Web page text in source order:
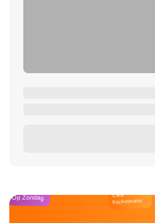
Op Zondag Café
Kockelmann